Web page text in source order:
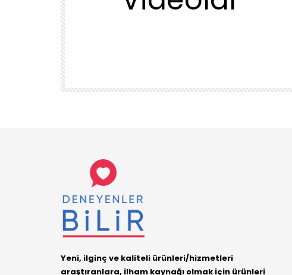
Yeni, ilginç ve kaliteli ürünleri/hizmetleri
araştıranlara, ilham kaynağı olmak için ürünleri